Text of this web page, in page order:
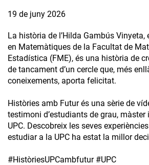
19 de juny 2026
La història de l’Hilda Gambús Vinyeta,
en Matemàtiques de la Facultat de
Estadística (FME), és una història de
de tancament d’un cercle que, més
coneixements, aporta felicitat.
Històries amb Futur és una sèrie de
testimoni d’estudiants de grau, màster
UPC. Descobreix les seves
estudiar a la UPC ha estat la millor
#HistòriesUPCambfutur #UPC